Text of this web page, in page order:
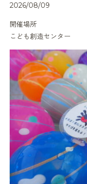
2026/08/09
開催場所
こども創造センター